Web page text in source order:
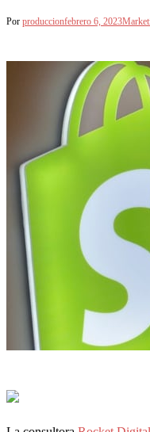
Por produccionfebrero 6, 2023